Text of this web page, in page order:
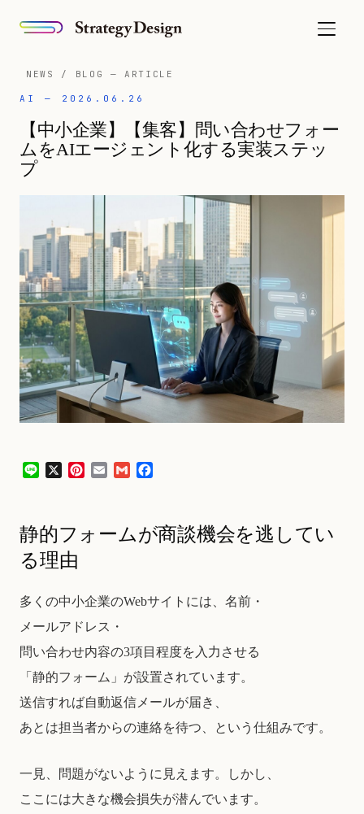
NEWS / BLOG — ARTICLE
AI — 2026.06.26
【中小企業】【集客】問い合わせフォー
ムをAIエージェント化する実装ステッ
プ
X
e
t
l
G
l
b
静的フォームが商談機会を逃してい
る理由
多くの中小企業のWebサイトには、名前・
メールアドレス・
問い合わせ内容の3項目程度を入力させる
「静的フォーム」が設置されています。
送信すれば自動返信メールが届き、
あとは担当者からの連絡を待つ、という仕組みです。
一見、問題がないように見えます。しかし、
ここには大きな機会損失が潜んでいます。